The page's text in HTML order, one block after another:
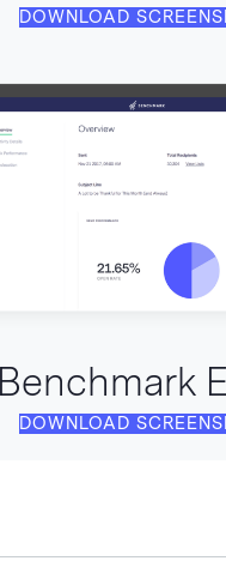
DOWNLOAD
Benchmark
DOWNLOAD